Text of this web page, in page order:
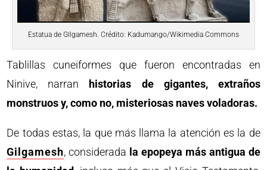
Estatua de GIlgamesh. Crédito: Kadumango/Wikimedia Commons
Tablillas cuneiformes que fueron encontradas en
Ninive, narran historias de gigantes, extraños
monstruos y, como no, misteriosas naves voladoras.
De todas estas, la que más llama la atención es la de
Gilgamesh, considerada la epopeya más antigua de